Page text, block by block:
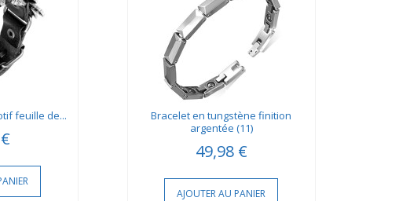
feuille de...
Bracelet en tungstène finition
argentée (11)
49,98 €
AJOUTER AU PANIER